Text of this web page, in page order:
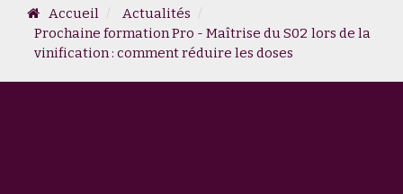
Accueil
Actualités
Prochaine formation Pro - Maîtrise du S02 lors de la
vinification : comment réduire les doses